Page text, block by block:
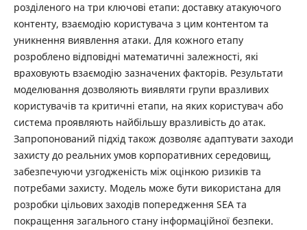
розділеного на три ключові етапи: доставку атакуючого
контенту, взаємодію користувача з цим контентом та
уникнення виявлення атаки. Для кожного етапу
розроблено відповідні математичні залежності, які
враховують взаємодію зазначених факторів. Результати
моделювання дозволяють виявляти групи вразливих
користувачів та критичні етапи, на яких користувач або
система проявляють найбільшу вразливість до атак.
Запропонований підхід також дозволяє адаптувати заходи
захисту до реальних умов корпоративних середовищ,
забезпечуючи узгодженість між оцінкою ризиків та
потребами захисту. Модель може бути використана для
розробки цільових заходів попередження SEA та
покращення загального стану інформаційної безпеки.